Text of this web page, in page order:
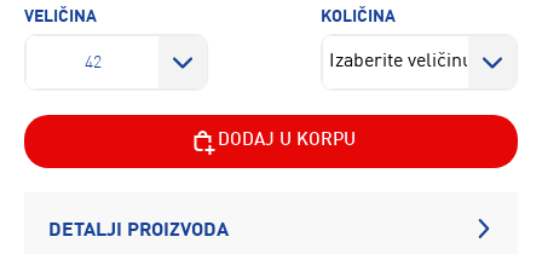
VELIČINA
42
KOLIČINA
DODAJ U KORPU
DETALJI PROIZVODA